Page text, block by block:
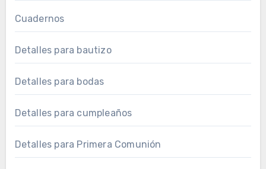
Cuadernos
Detalles para bautizo
Detalles para bodas
Detalles para cumpleaños
Detalles para Primera Comunión